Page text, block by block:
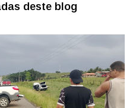
deste blog